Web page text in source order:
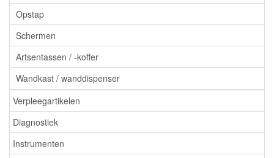
Opstap
Schermen
Artsentassen / -koffer
Wandkast / wanddispenser
Verpleegartikelen
Diagnostiek
Instrumenten